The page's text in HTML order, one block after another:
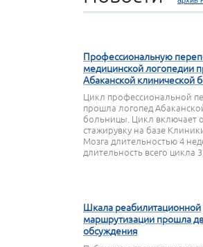
Профессиональную
медицинской логопедии
Абаканской клинической
Цикл профессиональной
прошла логопед
больницы. Цикл включает
стажирувку на базе
Мозга длительностью 4
длительность всего цикла
Шкала реабилитационной
маршрутизации прошла
обсуждения